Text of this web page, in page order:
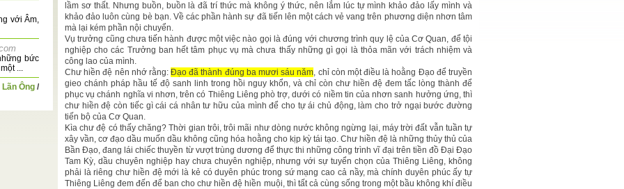
với Âm,
bức
...
Ông /
lầm sơ thất. Nhưng buồn, buồn là đã trí thức mà không ý thức, nên lắm lúc tự mình khảo đảo lấy mình và
khảo đảo luôn cùng bè bạn. Về các phần hành sự đã tiến lên một cách vẻ vang trên phương diện nhơn tâm
mà lại kém phần nội chuyển.
Vụ trưởng cũng chưa tiến hành được một việc nào gọi là đúng với chương trình quy lệ của Cơ Quan, để tội
nghiệp cho các Trưởng ban hết tâm phục vụ mà chưa thấy những gì gọi là thỏa mãn với trách nhiệm và
công lao của mình.
Chư hiền đệ nên nhớ rằng:Đạo đã thành đúng ba mươi sáu năm, chỉ còn một điều là hoằng Đạo để truyền
gieo chánh pháp hầu tế độ sanh linh trong hồi nguy khổn, và chỉ còn chư hiền đệ đem tấc lòng thành để
phục vụ chánh nghĩa vi nhơn, trên có Thiêng Liêng phò trợ, dưới có niềm tin của nhơn sanh hưởng ứng, thì
chư hiền đệ còn tiếc gì cái cá nhân tư hữu của mình để cho tự ái chủ động, làm cho trở ngại bước đường
tiến bộ của Cơ Quan.
Kìa chư đệ có thấy chăng? Thời gian trôi, trôi mãi như dòng nước không ngừng lại, máy trời đất vẫn tuần tự
xây vần, cơ đạo dầu muốn dầu không cũng hóa hoằng cho kịp kỳ tái tạo. Chư hiền đệ là những thủy thủ của
Bần Đạo, đang lái chiếc thuyền từ vượt trùng dương để thực thi những công trình vĩ đại trên tiền đồ Đại Đạo
Tam Kỳ, dầu chuyên nghiệp hay chưa chuyên nghiệp, nhưng với sự tuyển chọn của Thiêng Liêng, không
phải là riêng chư hiền đệ mới là kẻ có duyên phúc trong sứ mạng cao cả nầy, mà chính duyên phúc ấy tự
Thiêng Liêng đem đến để ban cho chư hiền đệ hiền muội, thì tất cả cùng sống trong một bầu không khí điều